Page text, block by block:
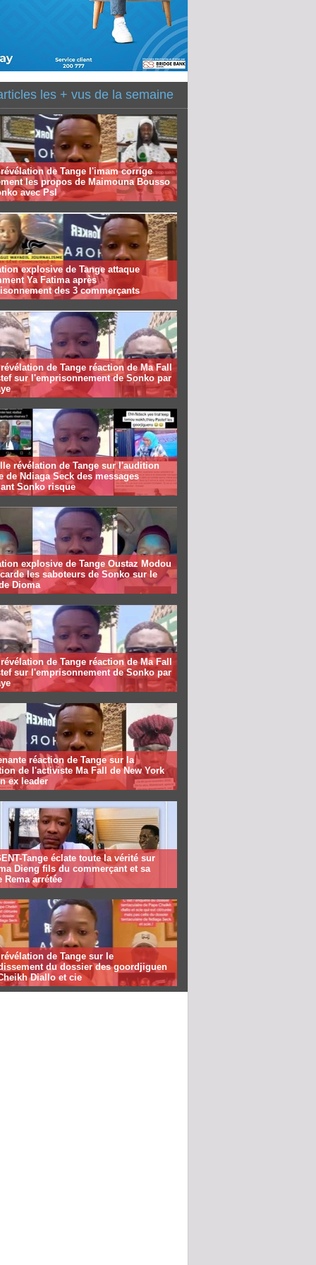
les + vus de la semaine
de Tange l'imam corrige
les propos de Maimouna Bousso
avec Psl
explosive de Tange attaque
Ya Fatima après
des 3 commerçants
de Tange réaction de Ma Fall
sur l'emprisonnement de Sonko par
révélation de Tange sur l'audition
de Ndiaga Seck des messages
Sonko risque
explosive de Tange Oustaz Modou
les saboteurs de Sonko sur le
Dioma
de Tange réaction de Ma Fall
sur l'emprisonnement de Sonko par
réaction de Tange sur la
de l'activiste Ma Fall de New York
ex leader
Tange éclate toute la vérité sur
Dieng fils du commerçant et sa
Rema arrétée
de Tange sur le
du dossier des goordjiguen
Diallo et cie